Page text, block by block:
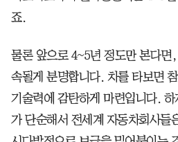
죠.
물론 앞으로 4~5년 정도만 본다면
속될게 분명합니다. 차를 타보면
기술력에 감탄하게 마련입니다.
가 단순해서 전세계 자동차회사들